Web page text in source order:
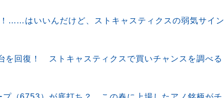
……はいいんだけど、ストキャスティクスの弱気サイン
を回復！ ストキャスティクスで買いチャンスを調べる